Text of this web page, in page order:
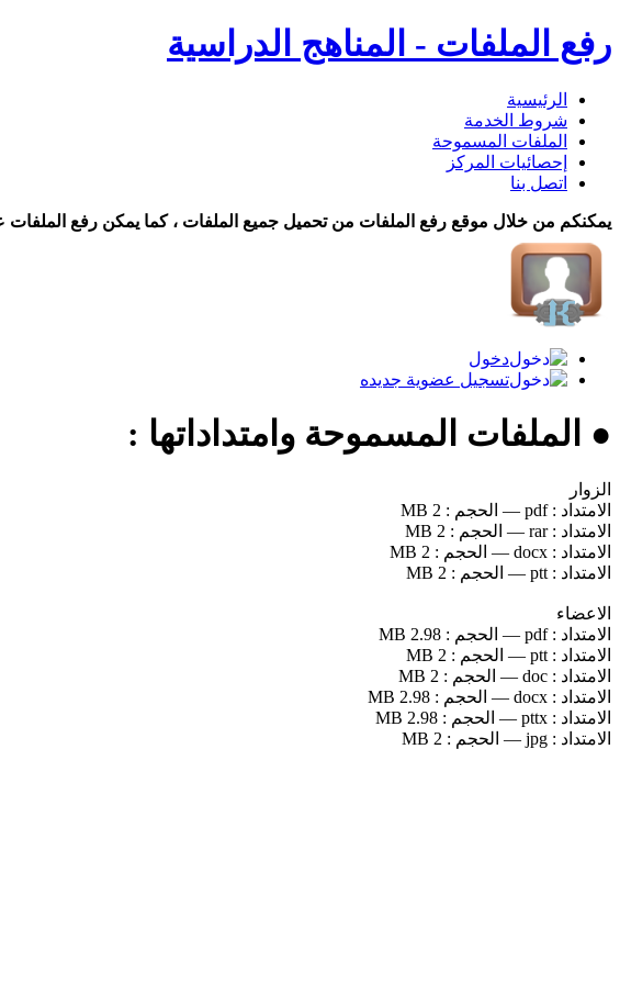
رفع الملفات - المناهج الدراسية
الرئيسية
شروط الخدمة
الملفات المسموحة
إحصائيات المركز
اتصل بنا
يمكنكم من خلال موقع رفع الملفات من تحميل جميع الملفات ، كما يمكن رفع الملفات
دخول
تسجيل عضوية جديده
● الملفات المسموحة وامتداداتها :
الزوار
الامتداد :pdf
— الحجم : 2 MB
الامتداد :rar
— الحجم : 2 MB
الامتداد : docx
— الحجم : 2 MB
الامتداد : ptt
— الحجم : 2 MB
الاعضاء
الامتداد :pdf
— الحجم : 2.98 MB
الامتداد : ptt
— الحجم : 2 MB
الامتداد : doc
— الحجم : 2 MB
الامتداد : docx
— الحجم : 2.98 MB
الامتداد : pttx
— الحجم : 2.98 MB
الامتداد : jpg
— الحجم : 2 MB